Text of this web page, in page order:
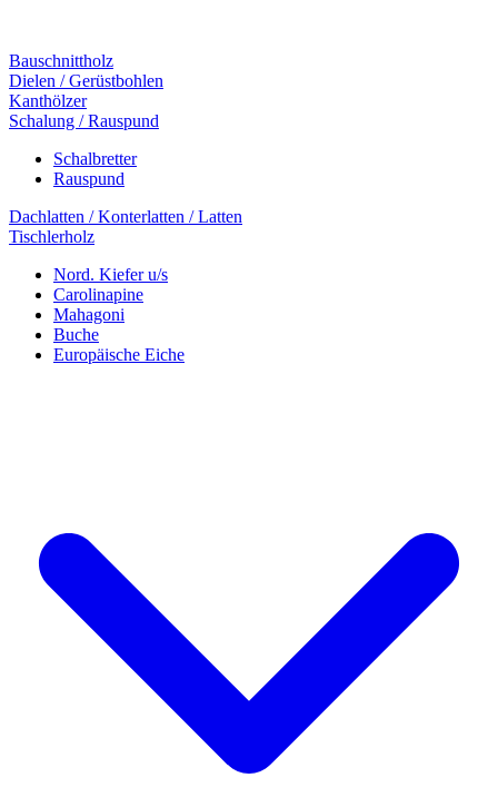
Bauschnittholz
Dielen / Gerüstbohlen
Kanthölzer
Schalung / Rauspund
Schalbretter
Rauspund
Dachlatten / Konterlatten / Latten
Tischlerholz
Nord. Kiefer u/s
Carolinapine
Mahagoni
Buche
Europäische Eiche